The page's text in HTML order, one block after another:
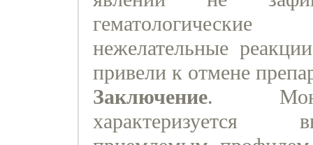
нежелательные
привели к отмене
Заключение.
характеризуется